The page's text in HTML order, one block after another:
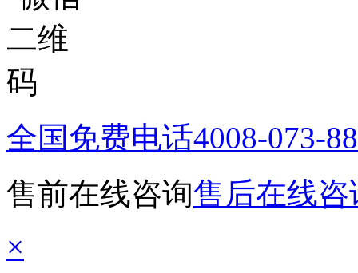
全国免费电话4008-073-
售前在线咨询售后在线咨
×